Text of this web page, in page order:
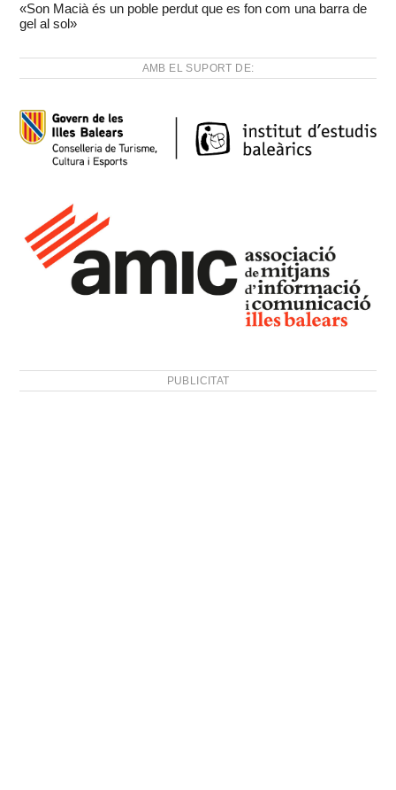
«Son Macià és un poble perdut que es fon com una barra de
gel al sol»
AMB EL SUPORT DE:
PUBLICITAT